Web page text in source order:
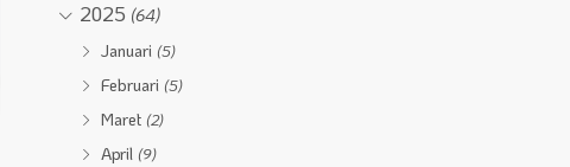
2025 (64)
Januari (5)
Februari (5)
Maret (2)
April (9)